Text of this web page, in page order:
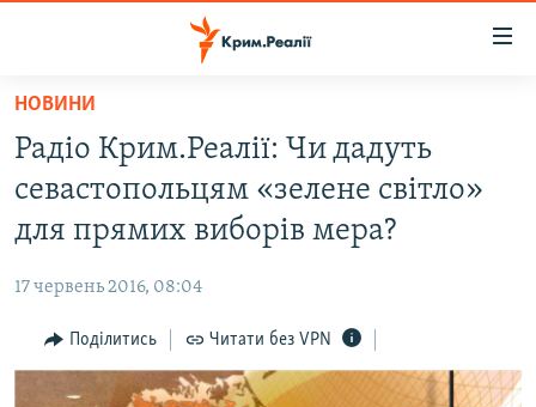
Перейти
основного
матеріалу
до
основної
навігації
Перейти
до
пошуку
ВОДА.КРИМ
БЛОГИ
ПОГЛЯД
ІНТЕРВ'Ю
НОВИНИ
Радіо Крим.Реалії: Чи дадуть
севастопольцям «зелене світло»
для прямих виборів мера?
17 червень 2016, 08:04
Поділитись Читати без VPN